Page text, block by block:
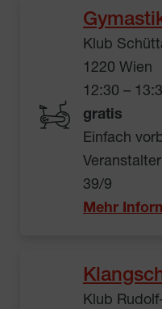
Klub
1220 Wien
12:30 –
gratis
Einfach
39/9
Mehr
Klub